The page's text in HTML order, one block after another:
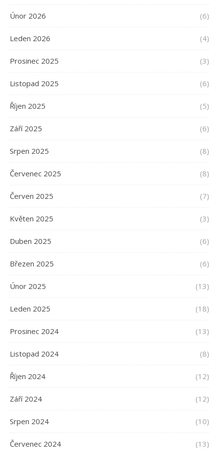
Únor 2026 (6)
Leden 2026 (4)
Prosinec 2025 (3)
Listopad 2025 (6)
Říjen 2025 (5)
Září 2025 (6)
Srpen 2025 (8)
Červenec 2025 (8)
Červen 2025 (7)
Květen 2025 (3)
Duben 2025 (6)
Březen 2025 (6)
Únor 2025 (13)
Leden 2025 (18)
Prosinec 2024 (13)
Listopad 2024 (8)
Říjen 2024 (12)
Září 2024 (12)
Srpen 2024 (10)
Červenec 2024 (13)